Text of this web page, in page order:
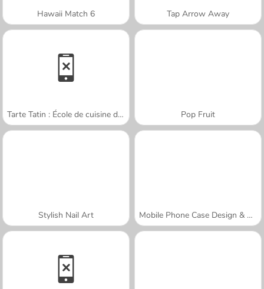
Hawaii Match 6 Tap Arrow Away
Tarte Tatin : École de cuisine de Sara Pop Fruit
Stylish Nail Art Mobile Phone Case Design & DIY